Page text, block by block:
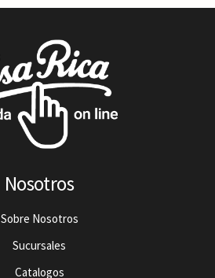
Nosotros
Sobre Nosotros
Sucursales
Catalogos